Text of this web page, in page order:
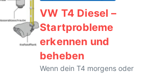
VW T4 Diesel –
Startprobleme
erkennen und
beheben
Wenn dein T4 morgens oder